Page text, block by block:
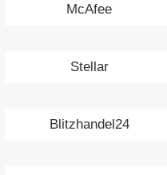
McAfee
Stellar
Blitzhandel24